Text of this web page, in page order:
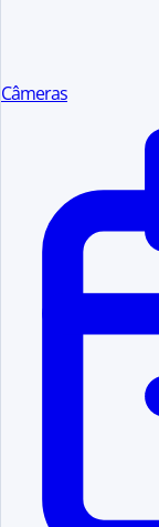
Câmeras